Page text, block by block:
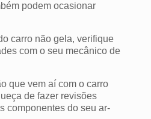
podem ocasionar
carro não gela, verifique
com o seu mecânico de
que vem aí com o carro
de fazer revisões
componentes do seu ar-